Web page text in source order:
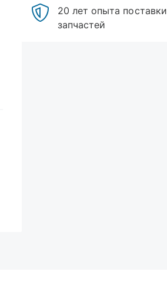
20 лет опыта поставки
запчастей